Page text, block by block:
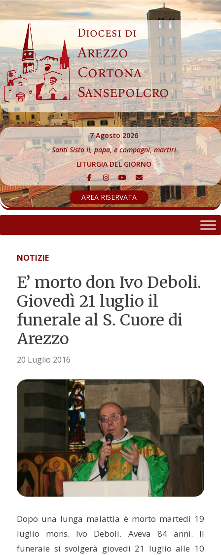
Skip
to
content
Diocesi di
Arezzo
Cortona
Sansepolcro
7 Agosto 2026
Santi Sisto II, papa, e compagni, martiri
LITURGIA DEL GIORNO
AREA RISERVATA
NOTIZIE
E’ morto don Ivo Deboli.
Giovedì 21 luglio il
funerale al S. Cuore di
Arezzo
20 Luglio 2016
Dopo una lunga malattia è morto martedì 19
luglio mons. Ivo Deboli. Aveva 84 anni. Il
funerale si svolgerà giovedì 21 luglio alle 10